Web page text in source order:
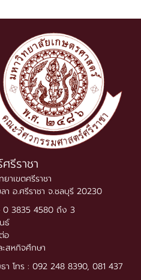
รีราชา
าเขตศรีราชา
อ.ศรีราชา จ.ชลบุรี 20230
0 3835 4580 ถึง 3
ธ์
อ
สหกิจศึกษา
โทร : 092 248 8390, 081 437